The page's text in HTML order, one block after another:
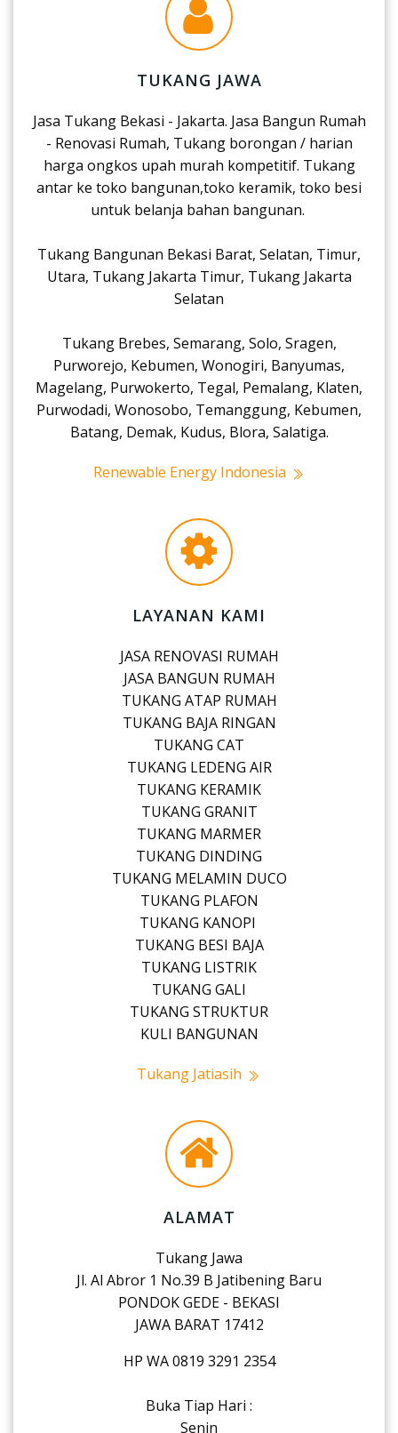
TUKANG JAWA
Jasa Tukang Bekasi - Jakarta. Jasa Bangun Rumah
- Renovasi Rumah, Tukang borongan / harian
harga ongkos upah murah kompetitif. Tukang
antar ke toko bangunan,toko keramik, toko besi
untuk belanja bahan bangunan.
Tukang Bangunan Bekasi Barat, Selatan, Timur,
Utara, Tukang Jakarta Timur, Tukang Jakarta
Selatan
Tukang Brebes, Semarang, Solo, Sragen,
Purworejo, Kebumen, Wonogiri, Banyumas,
Magelang, Purwokerto, Tegal, Pemalang, Klaten,
Purwodadi, Wonosobo, Temanggung, Kebumen,
Batang, Demak, Kudus, Blora, Salatiga.
Renewable Energy Indonesia
LAYANAN KAMI
JASA RENOVASI RUMAH
JASA BANGUN RUMAH
TUKANG ATAP RUMAH
TUKANG BAJA RINGAN
TUKANG CAT
TUKANG LEDENG AIR
TUKANG KERAMIK
TUKANG GRANIT
TUKANG MARMER
TUKANG DINDING
TUKANG MELAMIN DUCO
TUKANG PLAFON
TUKANG KANOPI
TUKANG BESI BAJA
TUKANG LISTRIK
TUKANG GALI
TUKANG STRUKTUR
KULI BANGUNAN
Tukang Jatiasih
ALAMAT
Tukang Jawa
Jl. Al Abror 1 No.39 B Jatibening Baru
PONDOK GEDE - BEKASI
JAWA BARAT 17412
HP WA 0819 3291 2354
Buka Tiap Hari :
Senin